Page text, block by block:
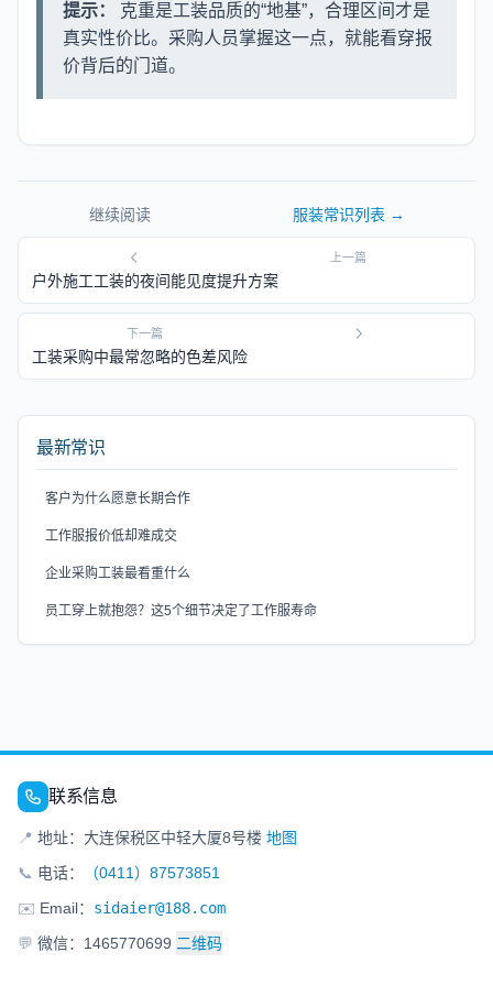
提示：
克重是工装品质的“地基”，合理区间才是
真实性价比。采购人员掌握这一点，就能看穿报
价背后的门道。
继续阅读 服装常识列表 →
上一篇
户外施工工装的夜间能见度提升方案
下一篇
工装采购中最常忽略的色差风险
最新常识
客户为什么愿意长期合作
工作服报价低却难成交
企业采购工装最看重什么
员工穿上就抱怨？这5个细节决定了工作服寿命
联系信息
📍 地址：大连保税区中轻大厦8号楼 地图
📞 电话：
（0411）87573851
✉️ Email： sidaier@188.com
💬 微信：1465770699 二维码